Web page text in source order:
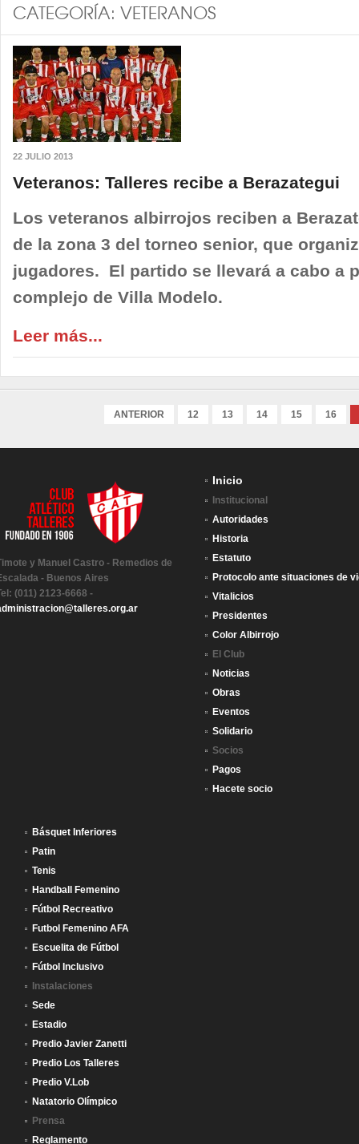
CATEGORÍA: VETERANOS
22 JULIO 2013
Veteranos: Talleres recibe a Berazategui
Los veteranos albirrojos reciben a
de la zona 3 del torneo senior, que
jugadores. El partido se llevará a cabo a
complejo de Villa Modelo.
Leer más...
ANTERIOR 12 13 14 15 16
y Manuel Castro - Remedios de
- Buenos Aires
(011) 2123-6668 -
Inicio
Institucional
Autoridades
Historia
Estatuto
Protocolo ante situaciones de
Vitalicios
Presidentes
Color Albirrojo
El Club
Noticias
Obras
Eventos
Solidario
Socios
Pagos
Hacete socio
Básquet Inferiores
Patin
Tenis
Handball Femenino
Fútbol Recreativo
Futbol Femenino AFA
Escuelita de Fútbol
Fútbol Inclusivo
Instalaciones
Sede
Estadio
Predio Javier Zanetti
Predio Los Talleres
Predio V.Lob
Natatorio Olímpico
Prensa
Reglamento